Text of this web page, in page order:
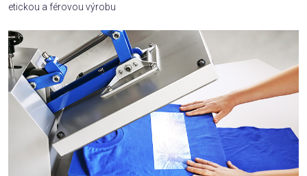
etickou a férovou výrobu